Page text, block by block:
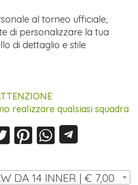
al torneo ufficiale,
di personalizzare la tua
di dettaglio e stile
realizzare qualsiasi squadra
DA 14 INNER | € 7,00